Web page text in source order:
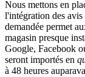
Nous mettons en
l'intégration des
demandée permet
magasin presque
Google, Facebook
seront importés en
à 48 heures